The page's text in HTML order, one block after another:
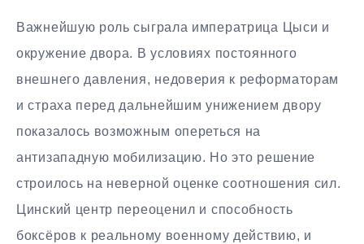
Важнейшую роль сыграла императрица Цыси и
окружение двора. В условиях постоянного
внешнего давления, недоверия к реформаторам
и страха перед дальнейшим унижением двору
показалось возможным опереться на
антизападную мобилизацию. Но это решение
строилось на неверной оценке соотношения сил.
Цинский центр переоценил и способность
боксёров к реальному военному действию, и